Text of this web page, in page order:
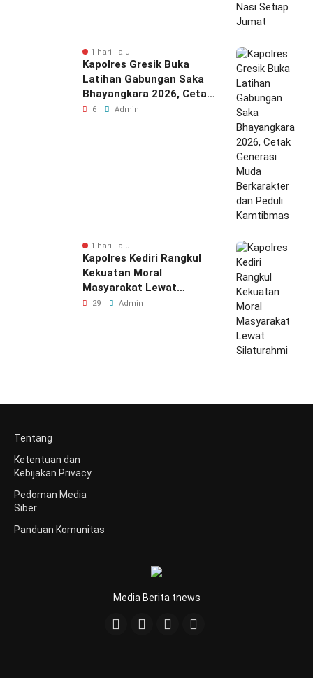
1 hari lalu
Kapolres Gresik Buka
Latihan Gabungan Saka
Bhayangkara 2026, Cetak
Generasi Muda
6 Admin
1 hari lalu
Kapolres Kediri Rangkul
Kekuatan Moral
Masyarakat Lewat
Silaturahmi
29 Admin
Tentang
Ketentuan dan
Kebijakan Privacy
Pedoman Media
Siber
Panduan Komunitas
Media Berita tnews